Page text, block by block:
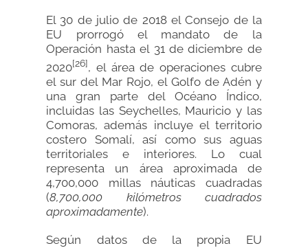
El 30 de julio de 2018 el Consejo de la
EU prorrogó el mandato de la
Operación hasta el 31 de diciembre de
2020[26], el área de operaciones cubre
el sur del Mar Rojo, el Golfo de Adén y
una gran parte del Océano Índico,
incluidas las Seychelles, Mauricio y las
Comoras, además incluye el territorio
costero Somalí, así como sus aguas
territoriales e interiores. Lo cual
representa un área aproximada de
4,700,000 millas náuticas cuadradas
(8,700,000 kilómetros cuadrados
aproximadamente).
Según datos de la propia EU